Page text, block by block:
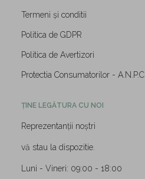
Termeni și conditii
Politica de GDPR
Politica de Avertizori
Protectia Consumatorilor - A.N.P.C.
ȚINE LEGĂTURA CU NOI
Reprezentanții noștri
vă stau la dispozitie.
Luni - Vineri: 09:00 - 18:00